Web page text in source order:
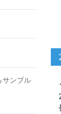
ンプル